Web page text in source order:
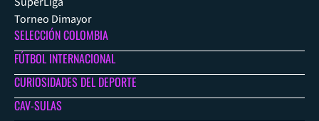
Torneo Dimayor
SELECCIÓN COLOMBIA
FÚTBOL INTERNACIONAL
CURIOSIDADES DEL DEPORTE
CAV-SULAS